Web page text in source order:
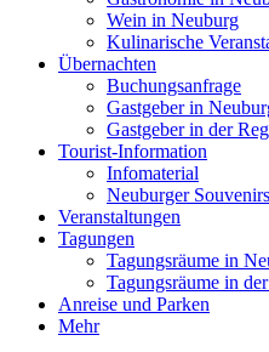
Wein in Neuburg
Kulinarische
Übernachten
Buchungsanfrage
Gastgeber in
Gastgeber in der
Tourist-Information
Infomaterial
Neuburger Souvenirs
Veranstaltungen
Tagungen
Tagungsräume in
Tagungsräume in
Anreise und Parken
Mehr